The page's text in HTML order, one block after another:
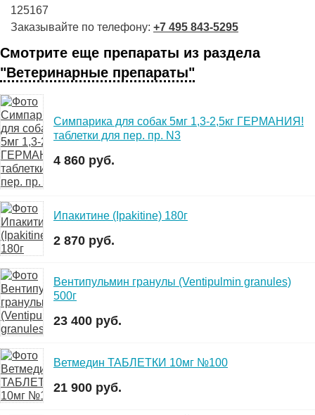
125167
Заказывайте по телефону: +7 495 843-5295
Смотрите еще препараты из раздела
"Ветеринарные препараты"
Симпарика для собак 5мг 1,3-2,5кг ГЕРМАНИЯ!
таблетки для пер. пр. N3
4 860 руб.
Ипакитине (Ipakitine) 180г
2 870 руб.
Вентипульмин гранулы (Ventipulmin granules)
500г
23 400 руб.
Ветмедин ТАБЛЕТКИ 10мг №100
21 900 руб.